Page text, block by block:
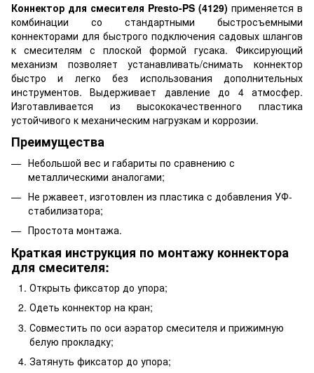
Коннектор для смесителя Presto-PS (4129) применяется в
комбинации со стандартными быстросъемными
коннекторами для быстрого подключения садовых шлангов
к смесителям с плоской формой гусака. Фиксирующий
механизм позволяет устанавливать/снимать коннектор
быстро и легко без использования дополнительных
инструментов. Выдерживает давление до 4 атмосфер.
Изготавливается из высококачественного пластика
устойчивого к механическим нагрузкам и коррозии.
Преимущества
Небольшой вес и габариты по сравнению с
металлическими аналогами;
Не ржавеет, изготовлен из пластика с добавления УФ-
стабилизатора;
Простота монтажа.
Краткая инструкция по монтажу коннектора
для смесителя:
Открыть фиксатор до упора;
Одеть коннектор на кран;
Совместить по оси аэратор смесителя и прижимную
белую прокладку;
Затянуть фиксатор до упора;